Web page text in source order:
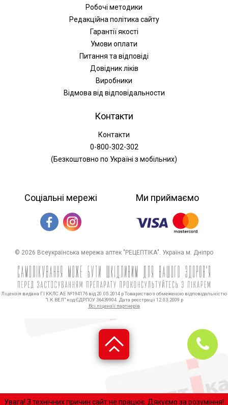
Робочі методики
Редакційна політика сайту
Гарантії якості
Умови оплати
Питання та відповіді
Довідник ліків
Виробники
Відмова від відповідальности
Контакти
Контакти
0-800-302-302
(Безкоштовно по Україні з мобільних)
Соціальні мережі Ми приймаємо
© 2026 Всеукраїнська мережа аптек "РЕЦЕПТІКА". Україна м. Дніпро
Ліцензія видана ГІ ККЛС АЕ №194176 від 20.05.2014 р Товариство з обмеженою відповідальністю
"І.К.ВЕЛ" код ЄДРПОУ 36439904. Дата реєстрації 12.03.2009 р
Всі ліцензії партнерів
Увaгa! З технічних причин сайт нe пpaцює. Дякуємо за розуміння!